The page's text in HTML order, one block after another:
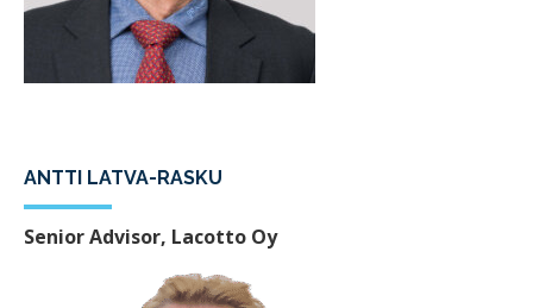
ANTTI LATVA-RASKU
Senior Advisor, Lacotto Oy